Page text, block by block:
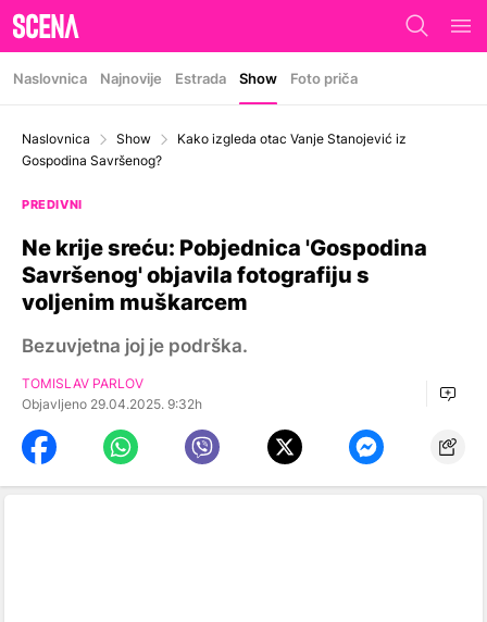
Naslovnica Najnovije Estrada Show Foto priča
Naslovnica Show
Kako izgleda otac Vanje Stanojević iz
Gospodina Savršenog?
PREDIVNI
Ne krije sreću: Pobjednica 'Gospodina
Savršenog' objavila fotografiju s
voljenim muškarcem
Bezuvjetna joj je podrška.
TOMISLAV PARLOV
Objavljeno 29.04.2025. 9:32h